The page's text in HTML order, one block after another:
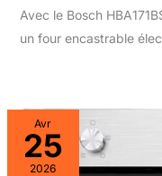
Avec le Bosch
un four encastrable
Avr
25
2026